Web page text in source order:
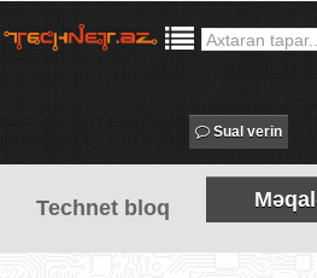
Sual verin
Technet bloq